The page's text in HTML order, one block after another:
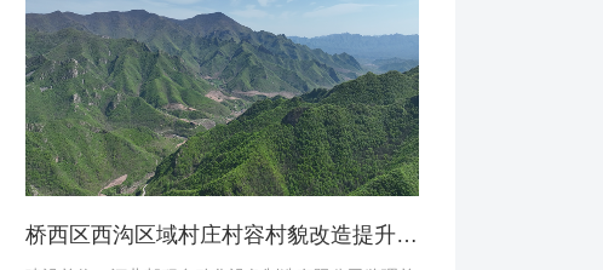
桥西区西沟区域村庄村容村貌改造提升及基础设施建设项目堆料场土地复垦验收资料